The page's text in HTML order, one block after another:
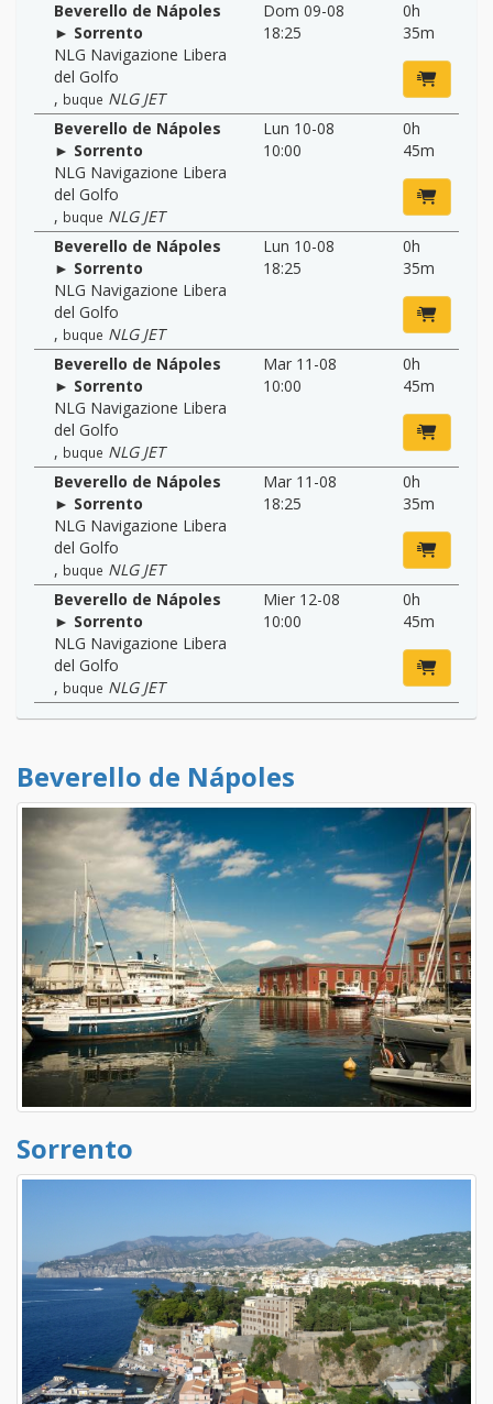
Beverello de Nápoles
► Sorrento
NLG Navigazione Libera
del Golfo
, buque NLG JET
Dom 09-08
18:25
0h
35m
Beverello de Nápoles
► Sorrento
NLG Navigazione Libera
del Golfo
, buque NLG JET
Lun 10-08
10:00
0h
45m
Beverello de Nápoles
► Sorrento
NLG Navigazione Libera
del Golfo
, buque NLG JET
Lun 10-08
18:25
0h
35m
Beverello de Nápoles
► Sorrento
NLG Navigazione Libera
del Golfo
, buque NLG JET
Mar 11-08
10:00
0h
45m
Beverello de Nápoles
► Sorrento
NLG Navigazione Libera
del Golfo
, buque NLG JET
Mar 11-08
18:25
0h
35m
Beverello de Nápoles
► Sorrento
NLG Navigazione Libera
del Golfo
, buque NLG JET
Mier 12-08
10:00
0h
45m
Beverello de Nápoles
Sorrento